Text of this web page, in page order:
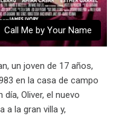
Call Me by Your Name
un joven de 17 años,
en la casa de campo
Oliver, el nuevo
a la gran villa y,